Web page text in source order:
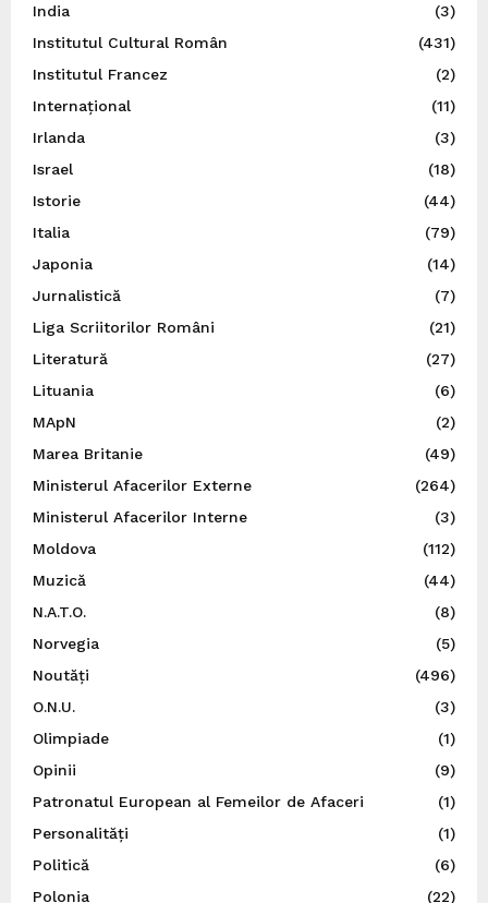
India
(3)
Institutul Cultural Român
(431)
Institutul Francez
(2)
Internațional
(11)
Irlanda
(3)
Israel
(18)
Istorie
(44)
Italia
(79)
Japonia
(14)
Jurnalistică
(7)
Liga Scriitorilor Români
(21)
Literatură
(27)
Lituania
(6)
MApN
(2)
Marea Britanie
(49)
Ministerul Afacerilor Externe
(264)
Ministerul Afacerilor Interne
(3)
Moldova
(112)
Muzică
(44)
N.A.T.O.
(8)
Norvegia
(5)
Noutăți
(496)
O.N.U.
(3)
Olimpiade
(1)
Opinii
(9)
Patronatul European al Femeilor de Afaceri
(1)
Personalități
(1)
Politică
(6)
Polonia
(22)